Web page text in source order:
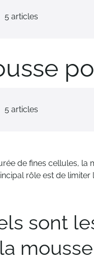
de fines cellules, la
rôle est de
5 articles
5 articles
sont